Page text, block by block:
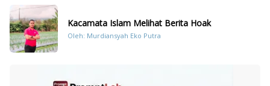
Kacamata Islam Melihat Berita Hoak
Oleh: Murdiansyah Eko Putra